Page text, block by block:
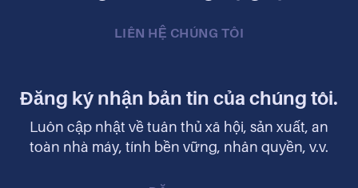
LIÊN HỆ CHÚNG TÔI
Đăng ký nhận bản tin của chúng tôi.
Luôn cập nhật về tuân thủ xã hội, sản xuất, an
toàn nhà máy, tính bền vững, nhân quyền, v.v.